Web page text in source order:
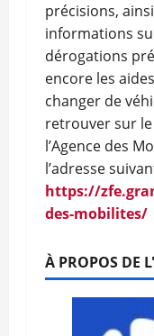
précisions,
informations
dérogations
encore les
changer de
retrouver sur
l’Agence des
l’adresse
https://
des-mobilites/
À PROPOS DE